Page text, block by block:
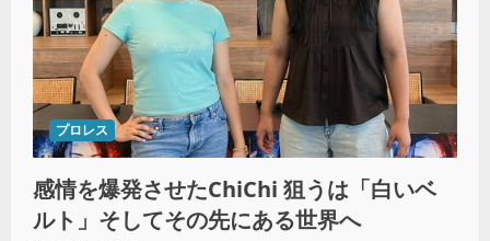
プロレス
感情を爆発させたChiChi 狙うは「白いベ
ルト」そしてその先にある世界へ